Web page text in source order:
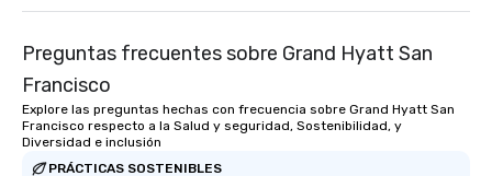
Preguntas frecuentes sobre Grand Hyatt San
Francisco
Explore las preguntas hechas con frecuencia sobre Grand Hyatt San
Francisco respecto a la Salud y seguridad, Sostenibilidad, y
Diversidad e inclusión
PRÁCTICAS SOSTENIBLES